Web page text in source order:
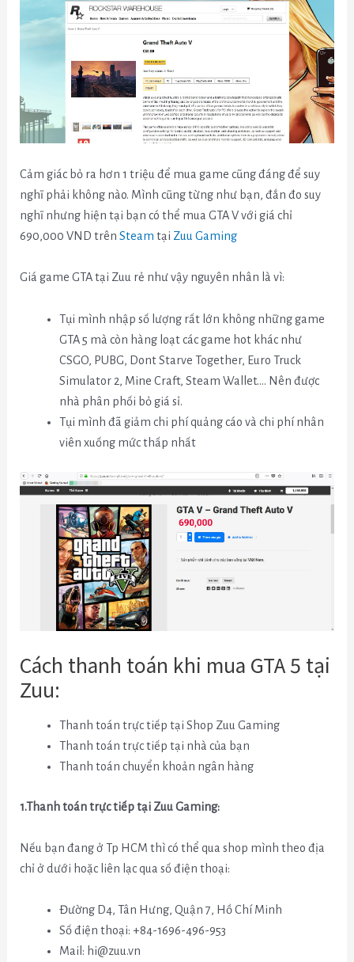
Cảm giác bỏ ra hơn 1 triệu để mua game cũng đáng để suy
nghĩ phải không nào. Mình cũng từng như bạn, đắn đo suy
nghĩ nhưng hiện tại bạn có thể mua GTA V với giá chỉ
690,000 VND trênSteam tại Zuu Gaming
Giá game GTA tại Zuu rẻ như vậy nguyên nhân là vì:
Tụi mình nhập số lượng rất lớn không những game
GTA 5 mà còn hàng loạt các game hot khác như
CSGO, PUBG, Dont Starve Together, Euro Truck
Simulator 2, Mine Craft, Steam Wallet…. Nên được
nhà phân phối bỏ giá sỉ.
Tụi mình đã giảm chi phí quảng cáo và chi phí nhân
viên xuống mức thấp nhất
Cách thanh toán khi mua GTA 5 tại
Zuu:
Thanh toán trực tiếp tại Shop Zuu Gaming
Thanh toán trực tiếp tại nhà của bạn
Thanh toán chuyển khoản ngân hàng
1.Thanh toán trực tiếp tại Zuu Gaming:
Nếu bạn đang ở Tp HCM thì có thể qua shop mình theo địa
chỉ ở dưới hoặc liên lạc qua số điện thoại:
Đường D4, Tân Hưng, Quận 7, Hồ Chí Minh
Số điện thoại: +84-1696-496-953
Mail: hi@zuu.vn